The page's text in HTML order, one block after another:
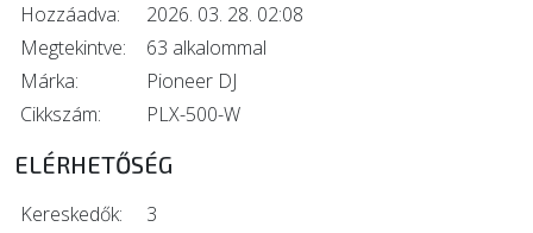
Hozzáadva:
2026. 03. 28. 02:08
Megtekintve:
63 alkalommal
Márka:
Pioneer DJ
Cikkszám:
PLX-500-W
ELÉRHETŐSÉG
Kereskedők:
3